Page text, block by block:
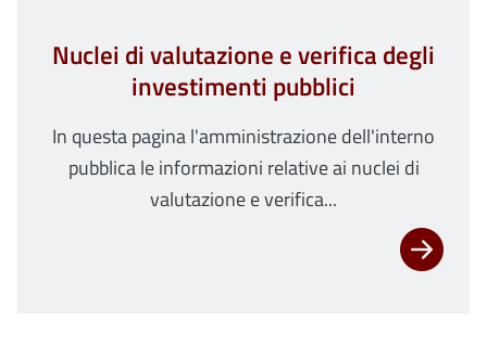
Nuclei di valutazione e verifica degli
investimenti pubblici
In questa pagina l'amministrazione dell'interno
pubblica le informazioni relative ai nuclei di
valutazione e verifica...